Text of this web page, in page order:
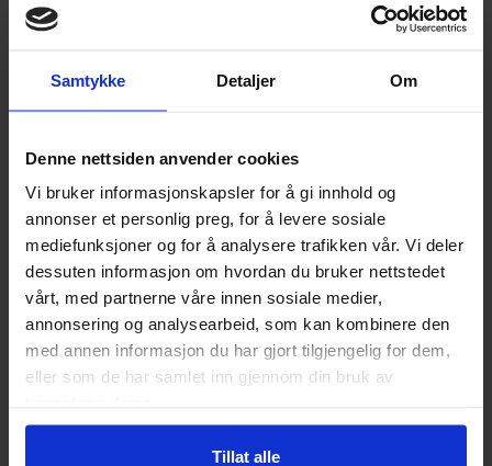
Samtykke Detaljer Om
Denne nettsiden anvender cookies
Vi bruker informasjonskapsler for å gi innhold og
annonser et personlig preg, for å levere sosiale
mediefunksjoner og for å analysere trafikken vår. Vi deler
dessuten informasjon om hvordan du bruker nettstedet
vårt, med partnerne våre innen sosiale medier,
annonsering og analysearbeid, som kan kombinere den
med annen informasjon du har gjort tilgjengelig for dem,
eller som de har samlet inn gjennom din bruk av
Tillat alle
Bil Båt
Caravan Bygg og anlegg